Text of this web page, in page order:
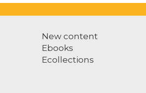
New content
Ebooks
Ecollections